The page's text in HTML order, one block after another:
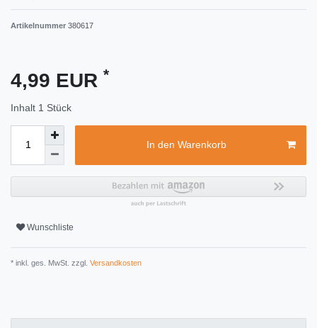
Artikelnummer 380617
4,99 EUR *
Inhalt 1 Stück
In den Warenkorb
Wunschliste
* inkl. ges. MwSt. zzgl. Versandkosten